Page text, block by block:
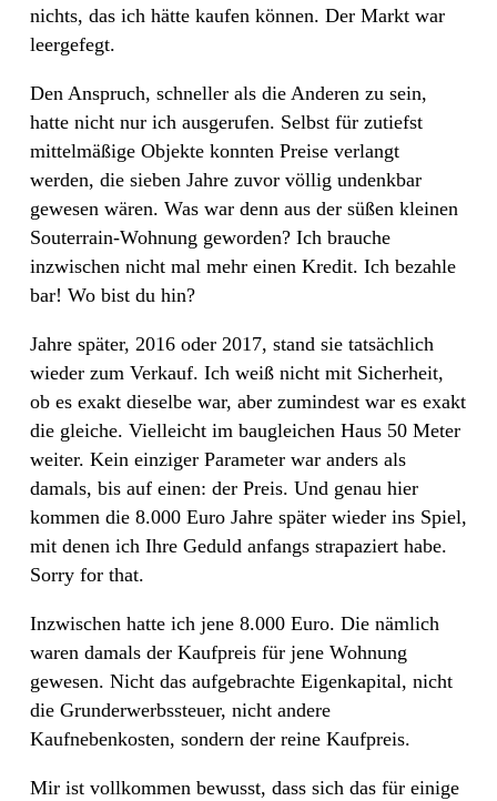
nichts, das ich hätte kaufen können. Der Markt war
leergefegt.
Den Anspruch, schneller als die Anderen zu sein,
hatte nicht nur ich ausgerufen. Selbst für zutiefst
mittelmäßige Objekte konnten Preise verlangt
werden, die sieben Jahre zuvor völlig undenkbar
gewesen wären. Was war denn aus der süßen kleinen
Souterrain-Wohnung geworden? Ich brauche
inzwischen nicht mal mehr einen Kredit. Ich bezahle
bar! Wo bist du hin?
Jahre später, 2016 oder 2017, stand sie tatsächlich
wieder zum Verkauf. Ich weiß nicht mit Sicherheit,
ob es exakt dieselbe war, aber zumindest war es exakt
die gleiche. Vielleicht im baugleichen Haus 50 Meter
weiter. Kein einziger Parameter war anders als
damals, bis auf einen: der Preis. Und genau hier
kommen die 8.000 Euro Jahre später wieder ins Spiel,
mit denen ich Ihre Geduld anfangs strapaziert habe.
Sorry for that.
Inzwischen hatte ich jene 8.000 Euro. Die nämlich
waren damals der Kaufpreis für jene Wohnung
gewesen. Nicht das aufgebrachte Eigenkapital, nicht
die Grunderwerbssteuer, nicht andere
Kaufnebenkosten, sondern der reine Kaufpreis.
Mir ist vollkommen bewusst, dass sich das für einige